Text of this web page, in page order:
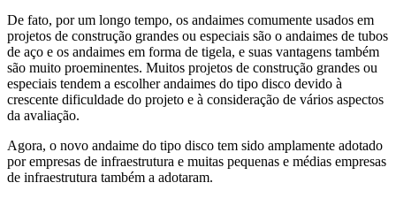
De fato, por um longo tempo, os andaimes comumente usados ​​em
projetos de construção grandes ou especiais são o andaimes de tubos
de aço e os andaimes em forma de tigela, e suas vantagens também
são muito proeminentes. Muitos projetos de construção grandes ou
especiais tendem a escolher andaimes do tipo disco devido à
crescente dificuldade do projeto e à consideração de vários aspectos
da avaliação.
Agora, o novo andaime do tipo disco tem sido amplamente adotado
por empresas de infraestrutura e muitas pequenas e médias empresas
de infraestrutura também a adotaram.